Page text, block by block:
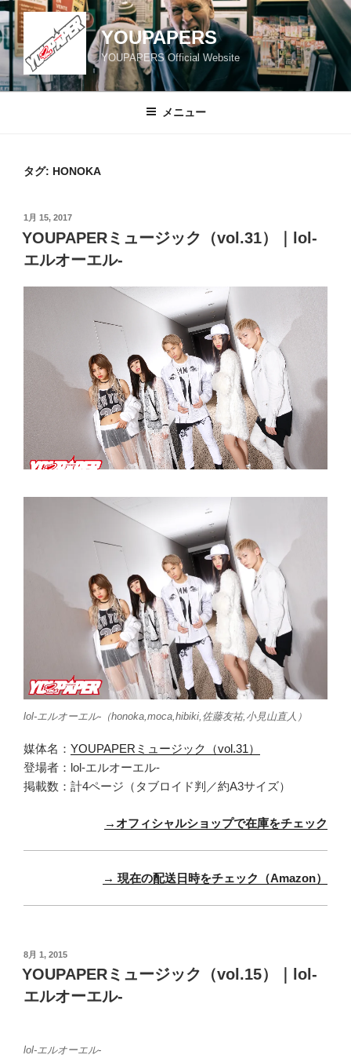
コ
ン
テ
ツ
YOUPAPERS
YOUPAPERS Official Website
メニュー
タグ: HONOKA
投
稿
日:
1月 15, 2017
YOUPAPERミュージック（vol.31）｜lol-
エルオーエル-
lol-エルオーエル-（honoka,moca,hibiki,佐藤友祐,小見山直人）
媒体名： YOUPAPERミュージック（vol.31）
登場者：lol-エルオーエル-
掲載数：計4ページ（タブロイド判／約A3サイズ）
→オフィシャルショップで在庫をチェック
→ 現在の配送日時をチェック（Amazon）
投
稿
日:
8月 1, 2015
YOUPAPERミュージック（vol.15）｜lol-
エルオーエル-
lol-エルオーエル-